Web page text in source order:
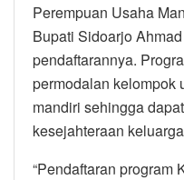
Perempuan Usaha
Bupati Sidoarjo
pendaftarannya.
permodalan kelompok
mandiri sehingga
kesejahteraan
“Pendaftaran program